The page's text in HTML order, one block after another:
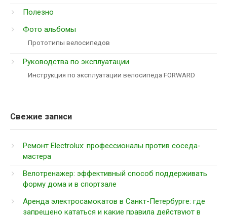
Полезно
Фото альбомы
Прототипы велосипедов
Руководства по эксплуатации
Инструкция по эксплуатации велосипеда FORWARD
Свежие записи
Ремонт Electrolux: профессионалы против соседа-
мастера
Велотренажер: эффективный способ поддерживать
форму дома и в спортзале
Аренда электросамокатов в Санкт-Петербурге: где
запрещено кататься и какие правила действуют в